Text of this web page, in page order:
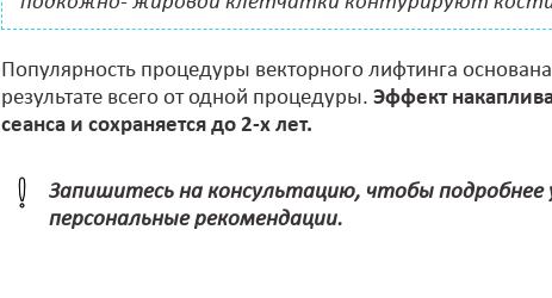
Популярность процедуры векторного лифтинга
результате всего от одной процедуры.Эффект
сеанса и сохраняется до 2-х лет.
Запишитесь на консультацию, чтобы подробнее
персональные рекомендации.